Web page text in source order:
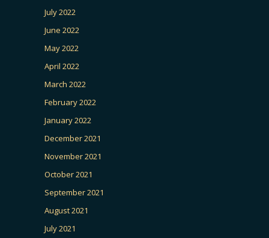
July 2022
June 2022
May 2022
April 2022
March 2022
February 2022
January 2022
December 2021
November 2021
October 2021
September 2021
August 2021
July 2021